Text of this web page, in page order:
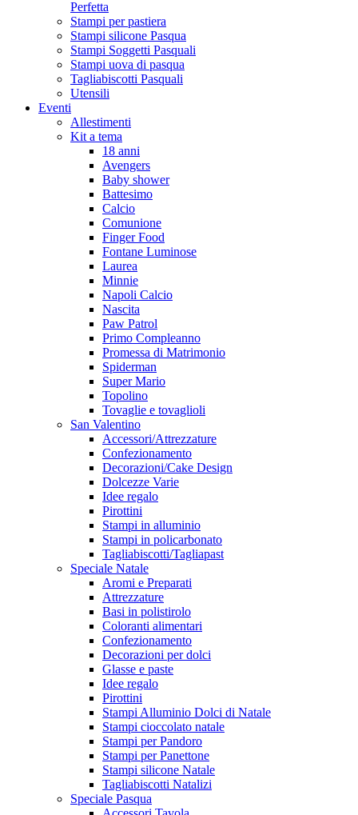
Perfetta
Stampi per pastiera
Stampi silicone Pasqua
Stampi Soggetti Pasquali
Stampi uova di pasqua
Tagliabiscotti Pasquali
Utensili
Eventi
Allestimenti
Kit a tema
18 anni
Avengers
Baby shower
Battesimo
Calcio
Comunione
Finger Food
Fontane Luminose
Laurea
Minnie
Napoli Calcio
Nascita
Paw Patrol
Primo Compleanno
Promessa di Matrimonio
Spiderman
Super Mario
Topolino
Tovaglie e tovaglioli
San Valentino
Accessori/Attrezzature
Confezionamento
Decorazioni/Cake Design
Dolcezze Varie
Idee regalo
Pirottini
Stampi in alluminio
Stampi in policarbonato
Tagliabiscotti/Tagliapast
Speciale Natale
Aromi e Preparati
Attrezzature
Basi in polistirolo
Coloranti alimentari
Confezionamento
Decorazioni per dolci
Glasse e paste
Idee regalo
Pirottini
Stampi Alluminio Dolci di Natale
Stampi cioccolato natale
Stampi per Pandoro
Stampi per Panettone
Stampi silicone Natale
Tagliabiscotti Natalizi
Speciale Pasqua